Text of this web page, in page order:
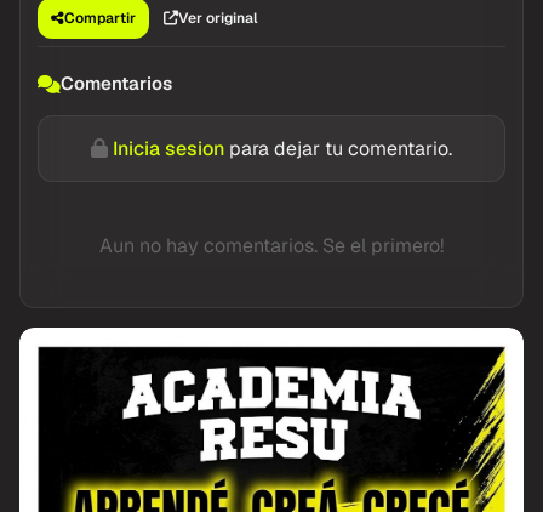
Compartir Ver original
Comentarios
Inicia sesion para dejar tu comentario.
Aun no hay comentarios. Se el primero!